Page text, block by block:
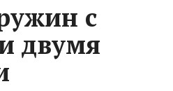
с
двумя